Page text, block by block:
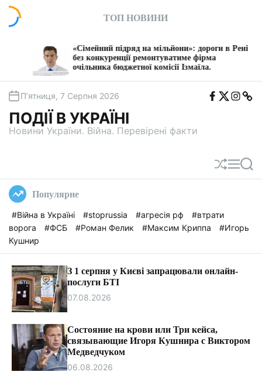
и
ТОП НОВИНИ
«Сімейний підряд на мільйони»: дороги в Рені
без конкуренції ремонтуватиме фірма
очільника бюджетної комісії Ізмаїла.
П’ятниця, 7 Серпня 2026
F
T
w
I
n
T
ПОДІЇ В УКРАЇНІ
Новини України. Війна. Перевірені факти
П
е
а
т
М
е
П
о
Популярне
#Війна в Україні #stoprussia #агресія рф
#втрати
ворога
#ФСБ #Роман Фелик #Максим Криппа
#Игорь
Кушнир
З 1 серпня у Києві запрацювали онлайн-
послуги БТІ
07.08.2026
Состояние на крови или Три кейса,
связывающие Игоря Кушнира с Виктором
Медведчуком
06.08.2026